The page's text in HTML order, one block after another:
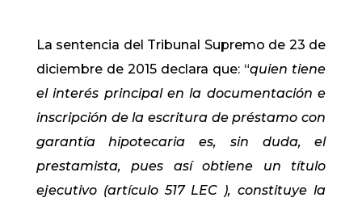
La sentencia del Tribunal Supremo de 23 de
diciembre de 2015 declara que: “quien tiene
el interés principal en la documentación e
inscripción de la escritura de préstamo con
garantía hipotecaria es, sin duda, el
prestamista, pues así obtiene un título
ejecutivo (artículo 517 LEC ), constituye la